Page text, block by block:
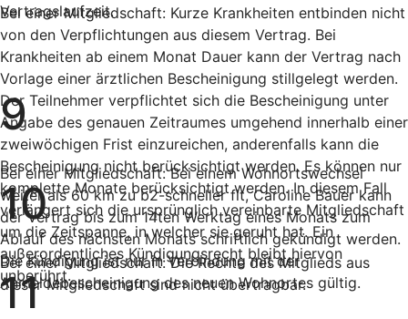
Vertragslaufzeit.
Bei einer Mitgliedschaft: Kurze Krankheiten entbinden nicht
von den Verpflichtungen aus diesem Vertrag. Bei
Krankheiten ab einem Monat Dauer kann der Vertrag nach
Vorlage einer ärztlichen Bescheinigung stillgelegt werden.
Der Teilnehmer verpflichtet sich die Bescheinigung unter
Angabe des genauen Zeitraumes umgehend innerhalb einer
zweiwöchigen Frist einzureichen, anderenfalls kann die
Bescheinigung nicht berücksichtigt werden. Es können nur
komplette Monate berücksichtigt werden. In diesem Fall
verlängert sich die ursprünglich vereinbarte Mitgliedschaft
um die Zeitspanne, in welcher sie geruht hat. Ein
außerordentliches Kündigungsrecht bleibt hiervon
unberührt.
9
Bei einer Mitgliedschaft: Bei einem Wohnortswechsel
weiter als 60 km zu b2-schneller fit, Caroline Bauer kann
der Vertrag bis zum 14ten Werktag eines Monats zum
Ablauf des nächsten Monats schriftlich gekündigt werden.
Die Kündigung ist nur in Verbindung mit der
Anmeldebescheinigung des neuen Wohnortes gültig.
10
Bei einer Mitgliedschaft: Die Rechte des Mitglieds aus
dieser Mitgliedschaft sind nicht übertragbar.
11